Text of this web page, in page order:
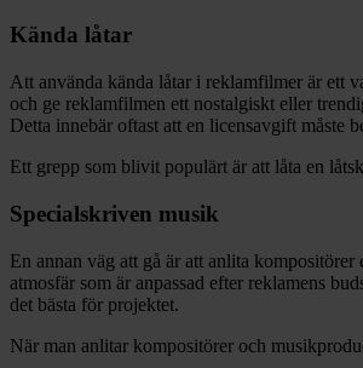
Kända låtar
Att använda kända låtar i reklamfilmer är ett
och ge reklamfilmen ett nostalgiskt eller
Detta innebär oftast att en licensavgift måste
Ett grepp som blivit populärt är att låta en
Specialskriven musik
En annan väg att gå är att anlita
atmosfär som är anpassad efter reklamens
det bästa för projektet.
När man anlitar kompositörer och